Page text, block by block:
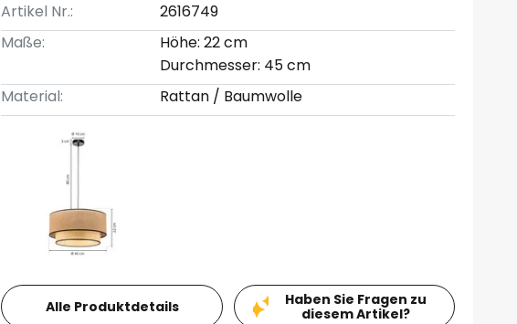
Artikel Nr.:
2616749
Maße:
Höhe: 22 cm
Durchmesser: 45 cm
Material:
Rattan / Baumwolle
Alle Produktdetails
Haben Sie Fragen zu
diesem Artikel?